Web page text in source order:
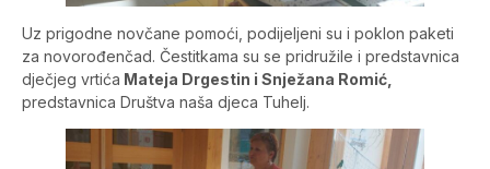
Uz prigodne novčane pomoći, podijeljeni su i poklon paketi
za novorođenčad. Čestitkama su se pridružile i predstavnica
dječjeg vrtića Mateja Drgestin i Snježana Romić,
predstavnica Društva naša djeca Tuhelj.